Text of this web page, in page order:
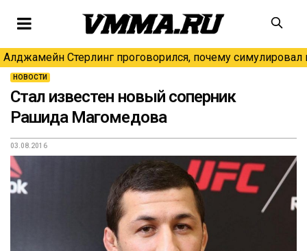
Алджамейн Стерлинг проговорился, почему симулировал
НОВОСТИ
Стал известен новый соперник
Рашида Магомедова
03.08.2016